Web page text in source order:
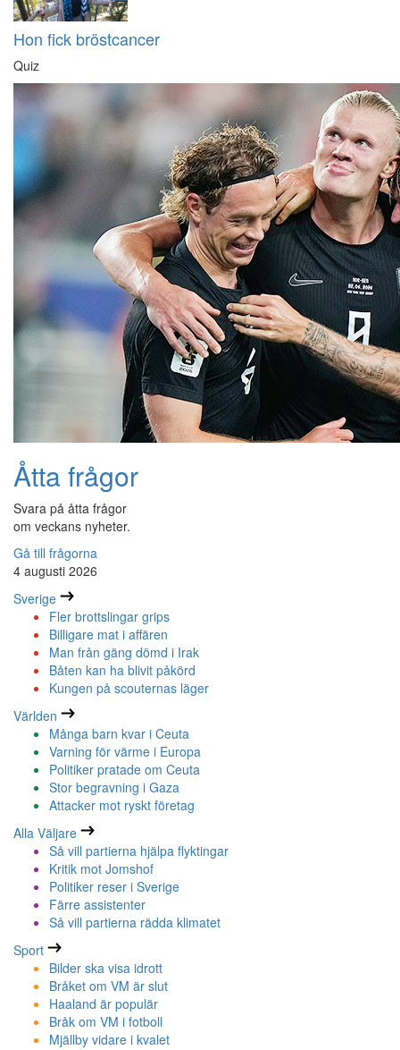
Hon fick bröstcancer
Quiz
Åtta frågor
Svara på åtta frågor
om veckans nyheter.
Gå till frågorna
4 augusti 2026
Sverige
Fler brottslingar grips
Billigare mat i affären
Man från gäng dömd i Irak
Båten kan ha blivit påkörd
Kungen på scouternas läger
Världen
Många barn kvar i Ceuta
Varning för värme i Europa
Politiker pratade om Ceuta
Stor begravning i Gaza
Attacker mot ryskt företag
Alla Väljare
Så vill partierna hjälpa flyktingar
Kritik mot Jomshof
Politiker reser i Sverige
Färre assistenter
Så vill partierna rädda klimatet
Sport
Bilder ska visa idrott
Bråket om VM är slut
Haaland är populär
Bråk om VM i fotboll
Mjällby vidare i kvalet